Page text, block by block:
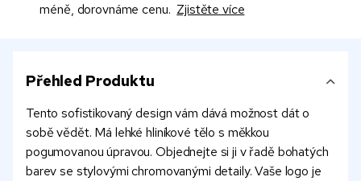
méně, dorovnáme cenu. Zjistěte více
Přehled Produktu
Tento sofistikovaný design vám dává možnost dát o
sobě vědět. Má lehké hliníkové tělo s měkkou
pogumovanou úpravou. Objednejte si ji v řadě bohatých
barev se stylovými chromovanými detaily. Vaše logo je